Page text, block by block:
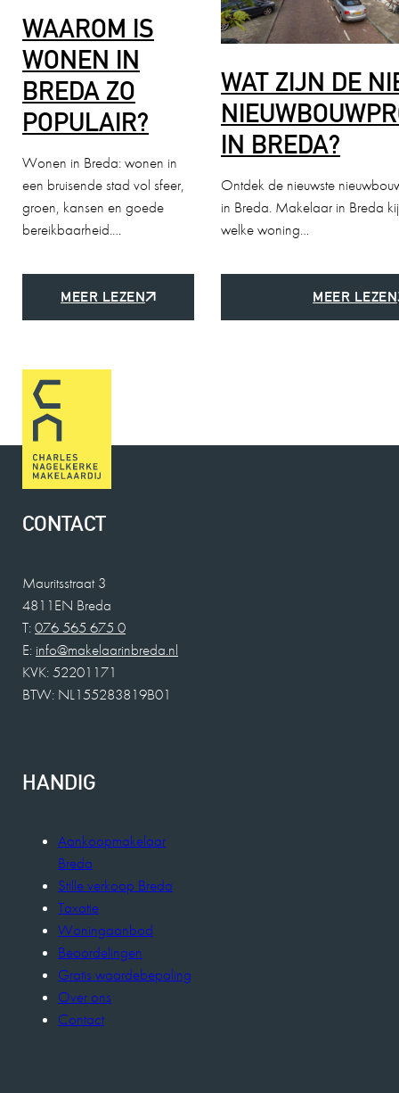
WAAROM IS
WONEN IN
BREDA ZO
POPULAIR?
Wonen in Breda: wonen in
een bruisende stad vol sfeer,
groen, kansen en goede
bereikbaarheid.…
MEER LEZEN
WAT ZIJN DE
IN BREDA?
Ontdek de nieuwste
in Breda. Makelaar in Breda
welke woning…
MEER LEZEN
CONTACT
Mauritsstraat 3
4811EN Breda
T:076 565 675 0
E: info@makelaarinbreda.nl
KVK: 52201171
BTW: NL155283819B01
HANDIG
Aankoopmakelaar
Breda
Stille verkoop Breda
Taxatie
Woningaanbod
Beoordelingen
Gratis waardebepaling
Over ons
Contact